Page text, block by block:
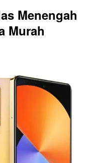
Menengah
Murah